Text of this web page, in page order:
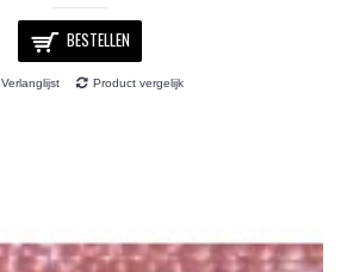
BESTELLEN
Verlanglijst Product vergelijk